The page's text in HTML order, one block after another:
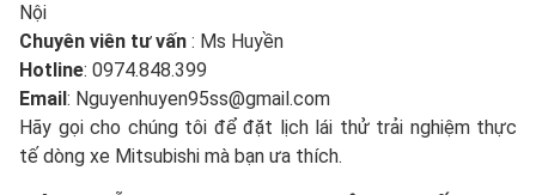
Nội
Chuyên viên tư vấn : Ms Huyền
Hotline: 0974.848.399
Email : Nguyenhuyen95ss@gmail.com
Hãy gọi cho chúng tôi để đặt lịch lái thử trải nghiệm thực
tế dòng xe Mitsubishi mà bạn ưa thích.